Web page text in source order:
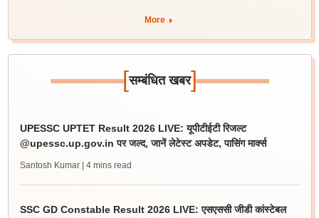
More
[सम्बंधित खबर]
UPESSC UPTET Result 2026 LIVE: यूपीटीईटी रिजल्ट
@upessc.up.gov.in पर जल्द, जानें लेटेस्ट अपडेट, पासिंग मार्क्स
Santosh Kumar | 4 mins read
SSC GD Constable Result 2026 LIVE: एसएससी जीडी कांस्टेबल